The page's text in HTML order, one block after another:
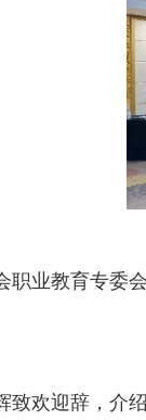
业教育专委
欢迎辞，介